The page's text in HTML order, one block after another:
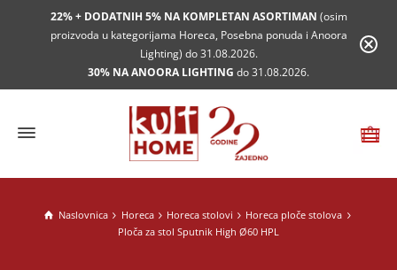
22% + DODATNIH 5% NA KOMPLETAN ASORTIMAN (osim
proizvoda u kategorijama Horeca, Posebna ponuda i Anoora
Lighting) do 31.08.2026.
30% NA ANOORA LIGHTING do 31.08.2026.
Naslovnica Horeca Horeca stolovi
Horeca ploče stolova
Ploča za stol Sputnik High Ø60 HPL